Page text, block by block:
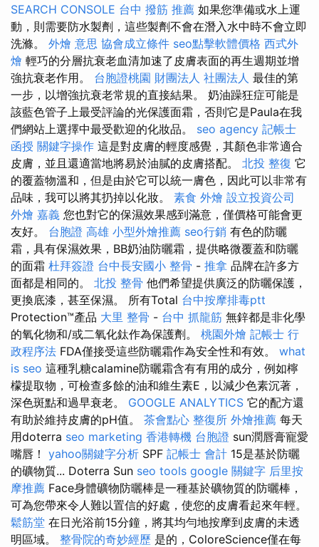
SEARCH CONSOLE 台中 撥筋 推薦 如果您準備或水上運
動，則需要防水製劑，這些製劑不會在潛入水中時不會立即
洗滌。 外燴 意思 協會成立條件 seo點擊軟體價格 西式外
燴 輕巧的分層抗衰老血清加速了皮膚表面的再生週期並增
強抗衰老作用。 台胞證桃園 財團法人 社團法人 最佳的第
一步，以增強抗衰老常規的直接結果。 奶油躁狂症可能是
該藍色管子上最受評論的光保護面霜，否則它是Paula在我
們網站上選擇中最受歡迎的化妝品。 seo agency 記帳士
函授 關鍵字操作 這是對皮膚的輕度感覺，其顏色非常適合
皮膚，並且還適當地將易於油膩的皮膚搭配。 北投 整復 它
的覆蓋物溫和，但是由於它可以統一膚色，因此可以非常有
品味，我可以將其扔掉以化妝。 素食 外燴 設立投資公司
外燴 嘉義 您也對它的保濕效果感到滿意，僅價格可能會更
友好。 台胞證 高雄 小型外燴推薦 seo行銷 有色的防曬
霜，具有保濕效果，BB奶油防曬霜，提供略微覆蓋和防曬
的面霜 杜拜簽證 台中長安國小 整骨 - 推拿 品牌在許多方
面都是相同的。 北投 整骨 他們希望提供廣泛的防曬保護，
更換底漆，甚至保濕。 所有Total 台中按摩排毒ptt
Protection™產品 大里 整骨 - 台中 抓龍筋 無鋅都是非化學
的氧化物和/或二氧化鈦作為保護劑。 桃園外燴 記帳士 行
政程序法 FDA僅接受這些防曬霜作為安全性和有效。 what
is seo 這種乳糖calamine防曬霜含有有用的成分，例如檸
檬提取物，可檢查多餘的油和維生素E，以減少色素沉著，
深色斑點和過早衰老。 GOOGLE ANALYTICS 它的配方還
有助於維持皮膚的pH值。 茶會點心 整復所 外燴推薦 每天
用doterra seo marketing 香港轉機 台胞證 sun潤唇膏寵愛
嘴唇！ yahoo關鍵字分析 SPF 記帳士 會計 15是基於防曬
的礦物質... Doterra Sun seo tools google 關鍵字 后里按
摩推薦 Face身體礦物防曬棒是一種基於礦物質的防曬棒，
可為您帶來令人難以置信的好處，使您的皮膚看起來年輕。
鬆筋堂 在日光浴前15分鐘，將其均勻地按摩到皮膚的未透
明區域。 整骨院的奇妙經歷 是的，ColoreScience僅在每